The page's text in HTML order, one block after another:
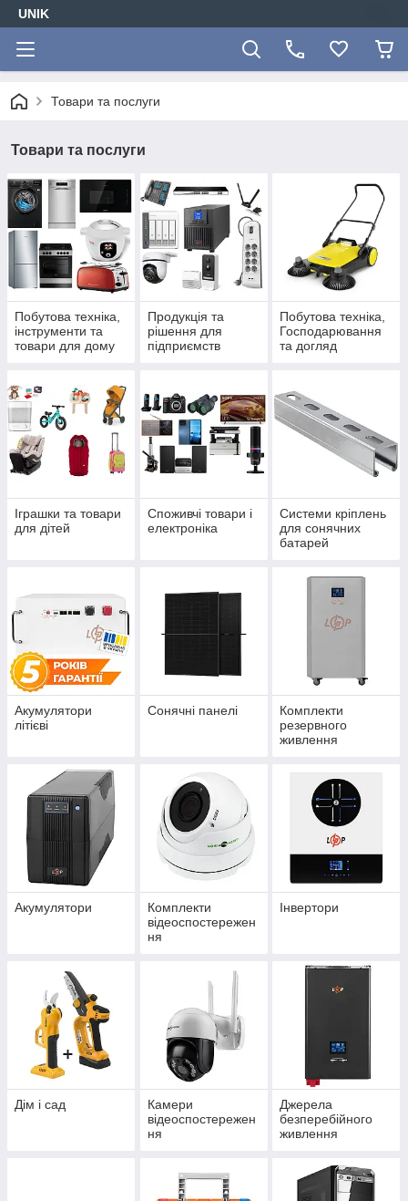
UNIK
Товари та послуги
Товари та послуги
Побутова техніка,
інструменти та
товари для дому
Продукція та
рішення для
підприємств
Побутова техніка,
Господарювання
та догляд
Іграшки та товари
для дітей
Споживчі товари і
електроніка
Системи кріплень
для сонячних
батарей
Акумулятори
літієві
Сонячні панелі
Комплекти
резервного
живлення
Акумулятори
Комплекти
відеоспостережен
ня
Інвертори
Дім і сад
Камери
відеоспостережен
ня
Джерела
безперебійного
живлення